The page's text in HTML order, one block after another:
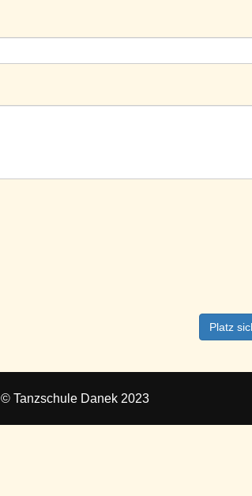
Platz
© Tanzschule Danek 2023